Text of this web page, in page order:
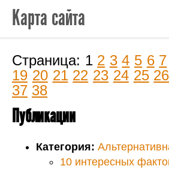
Карта сайта
Страница: 1 2 3 4 5 6 7
19 20 21 22 23 24 25 26
37 38
Публикации
Категория:
10 интересных